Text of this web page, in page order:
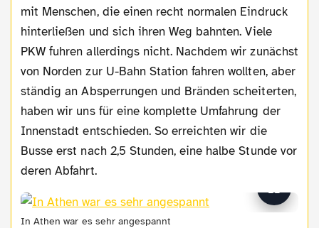
mit Menschen, die einen recht normalen Eindruck
hinterließen und sich ihren Weg bahnten. Viele
PKW fuhren allerdings nicht. Nachdem wir zunächst
von Norden zur U-Bahn Station fahren wollten, aber
ständig an Absperrungen und Bränden scheiterten,
haben wir uns für eine komplette Umfahrung der
Innenstadt entschieden. So erreichten wir die
Busse erst nach 2,5 Stunden, eine halbe Stunde vor
deren Abfahrt.
In Athen war es sehr angespannt